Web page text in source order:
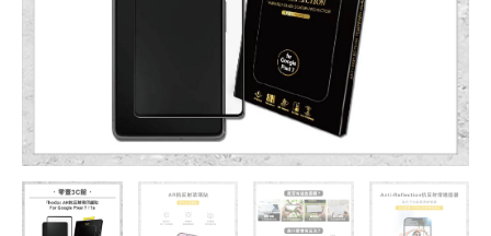
7a
數
量